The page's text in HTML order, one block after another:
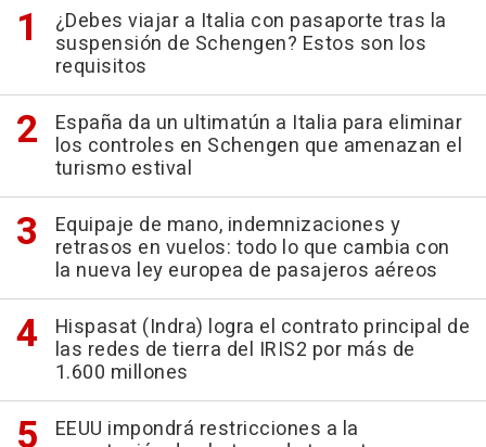
¿Debes viajar a Italia con pasaporte tras la
suspensión de Schengen? Estos son los
requisitos
España da un ultimatún a Italia para eliminar
los controles en Schengen que amenazan el
turismo estival
Equipaje de mano, indemnizaciones y
retrasos en vuelos: todo lo que cambia con
la nueva ley europea de pasajeros aéreos
Hispasat (Indra) logra el contrato principal de
las redes de tierra del IRIS2 por más de
1.600 millones
EEUU impondrá restricciones a la